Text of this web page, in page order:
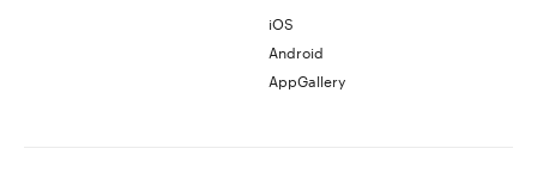
iOS
Android
AppGallery